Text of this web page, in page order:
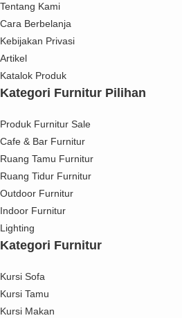
Tentang Kami
Cara Berbelanja
Kebijakan Privasi
Artikel
Katalok Produk
Kategori Furnitur Pilihan
Produk Furnitur Sale
Cafe & Bar Furnitur
Ruang Tamu Furnitur
Ruang Tidur Furnitur
Outdoor Furnitur
Indoor Furnitur
Lighting
Kategori Furnitur
Kursi Sofa
Kursi Tamu
Kursi Makan